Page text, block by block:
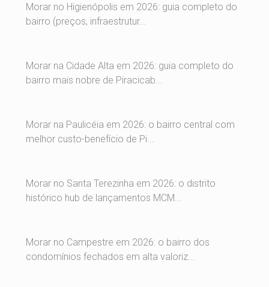
Morar no Higienópolis em 2026: guia completo do
bairro (preços, infraestrutur...
Morar na Cidade Alta em 2026: guia completo do
bairro mais nobre de Piracicab...
Morar na Paulicéia em 2026: o bairro central com
melhor custo-benefício de Pi...
Morar no Santa Terezinha em 2026: o distrito
histórico hub de lançamentos MCM...
Morar no Campestre em 2026: o bairro dos
condomínios fechados em alta valoriz...